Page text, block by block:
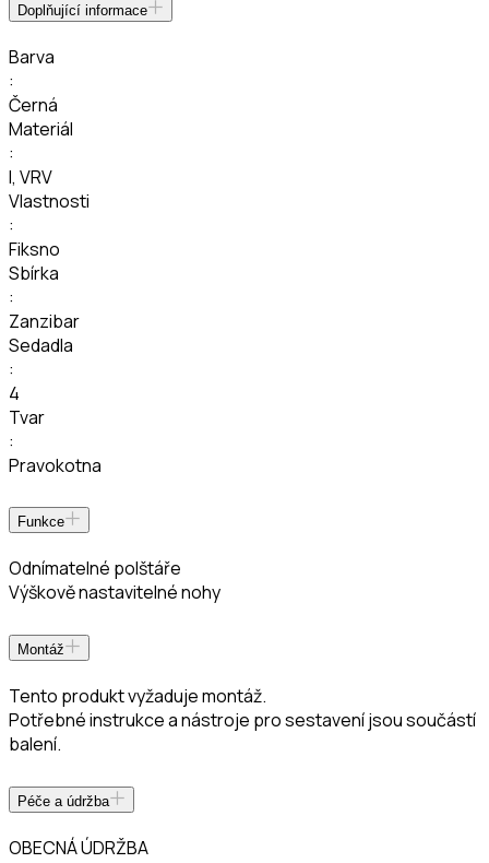
Doplňující informace
Barva
:
Černá
Materiál
:
I, VRV
Vlastnosti
:
Fiksno
Sbírka
:
Zanzibar
Sedadla
:
4
Tvar
:
Pravokotna
Funkce
Odnímatelné polštáře
Výškově nastavitelné nohy
Montáž
Tento produkt vyžaduje montáž.
Potřebné instrukce a nástroje pro sestavení jsou součástí
balení.
Péče a údržba
OBECNÁ ÚDRŽBA